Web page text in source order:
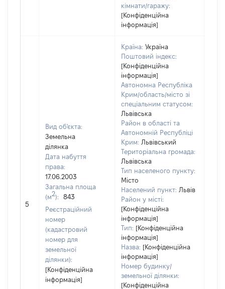
кімнати/гаражу:
[Конфіденційна
інформація]
5
Вид об'єкта:
Земельна
ділянка
Дата набуття
права:
17.06.2003
Загальна площа
(м2):
843
Реєстраційний
номер
(кадастровий
номер для
земельної
ділянки):
[Конфіденційна
інформація]
Країна: Україна
Поштовий індекс:
[Конфіденційна
інформація]
Автономна Республіка
Крим/область/місто зі
спеціальним статусом:
Львівська
Район в області та
Автономній Республіці
Крим: Львівський
Територіальна громада:
Львівська
Тип населеного пункту:
Місто
Населений пункт: Львів
Район у місті:
[Конфіденційна
інформація]
Тип: [Конфіденційна
інформація]
Назва: [Конфіденційна
інформація]
Номер будинку/
земельної ділянки:
[Конфіденційна